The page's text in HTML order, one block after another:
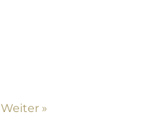
Weiter »